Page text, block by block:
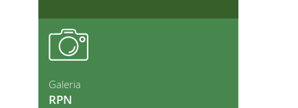
Galeria
RPN